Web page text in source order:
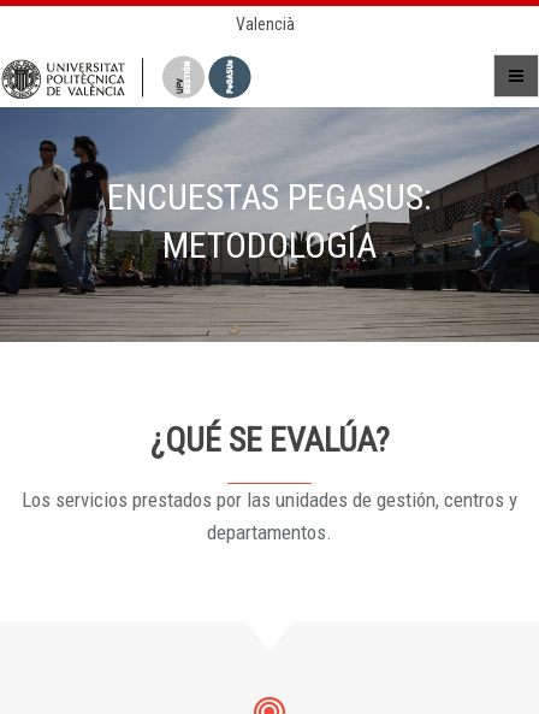
Valencià
ENCUESTAS PEGASUS:
METODOLOGÍA
¿QUÉ SE EVALÚA?
Los servicios prestados por las unidades de gestión, centros y
departamentos.